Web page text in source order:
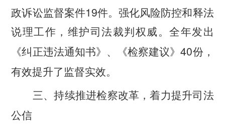
政诉讼监督案件19件。强化风险防控和释法
说理工作，维护司法裁判权威。全年发出
《纠正违法通知书》、《检察建议》40份，
有效提升了监督实效。
三、持续推进检察改革，着力提升司法
公信